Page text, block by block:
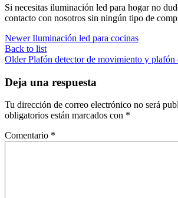
Si necesitas iluminación led para hogar no
contacto con nosotros sin ningún tipo de
Newer Iluminación led para cocinas
Back to list
Older Plafón detector de movimiento y plafón
Deja una respuesta
Tu dirección de correo electrónico no será
obligatorios están marcados con *
Comentario *